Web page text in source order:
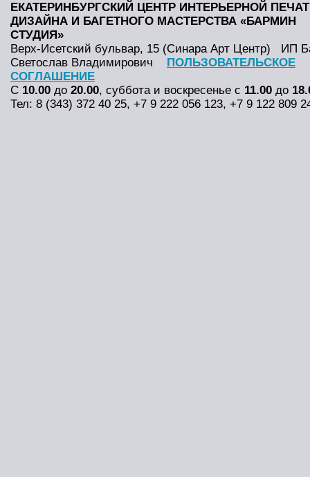
ЕКАТЕРИНБУРГСКИЙ ЦЕНТР ИНТЕРЬЕРНОЙ
ДИЗАЙНА И БАГЕТНОГО МАСТЕРСТВА «БАРМИН
СТУДИЯ»
Верх-Исетский бульвар, 15 (Синара Арт Центр)
ИП
Светослав Владимирович
ПОЛЬЗОВАТЕЛЬСКОЕ
СОГЛАШЕНИЕ
С 10.00 до 20.00, суббота и воскресенье с 11.00 до
Тел: 8 (343) 372 40 25, +7 9 222 056 123, +7 9 122 809